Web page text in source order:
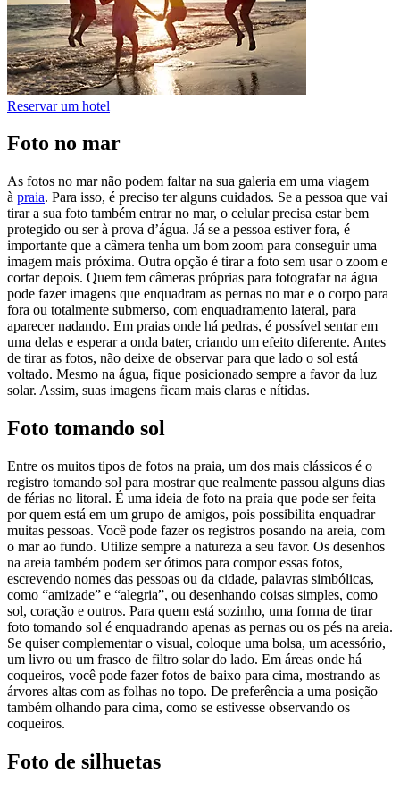
Reservar um hotel
Foto no mar
As fotos no mar não podem faltar na sua galeria em uma viagem
à praia. Para isso, é preciso ter alguns cuidados. Se a pessoa que vai
tirar a sua foto também entrar no mar, o celular precisa estar bem
protegido ou ser à prova d’água. Já se a pessoa estiver fora, é
importante que a câmera tenha um bom zoom para conseguir uma
imagem mais próxima. Outra opção é tirar a foto sem usar o zoom e
cortar depois. Quem tem câmeras próprias para fotografar na água
pode fazer imagens que enquadram as pernas no mar e o corpo para
fora ou totalmente submerso, com enquadramento lateral, para
aparecer nadando. Em praias onde há pedras, é possível sentar em
uma delas e esperar a onda bater, criando um efeito diferente. Antes
de tirar as fotos, não deixe de observar para que lado o sol está
voltado. Mesmo na água, fique posicionado sempre a favor da luz
solar. Assim, suas imagens ficam mais claras e nítidas.
Foto tomando sol
Entre os muitos tipos de fotos na praia, um dos mais clássicos é o
registro tomando sol para mostrar que realmente passou alguns dias
de férias no litoral. É uma ideia de foto na praia que pode ser feita
por quem está em um grupo de amigos, pois possibilita enquadrar
muitas pessoas. Você pode fazer os registros posando na areia, com
o mar ao fundo. Utilize sempre a natureza a seu favor. Os desenhos
na areia também podem ser ótimos para compor essas fotos,
escrevendo nomes das pessoas ou da cidade, palavras simbólicas,
como “amizade” e “alegria”, ou desenhando coisas simples, como
sol, coração e outros. Para quem está sozinho, uma forma de tirar
foto tomando sol é enquadrando apenas as pernas ou os pés na areia.
Se quiser complementar o visual, coloque uma bolsa, um acessório,
um livro ou um frasco de filtro solar do lado. Em áreas onde há
coqueiros, você pode fazer fotos de baixo para cima, mostrando as
árvores altas com as folhas no topo. De preferência a uma posição
também olhando para cima, como se estivesse observando os
coqueiros.
Foto de silhuetas